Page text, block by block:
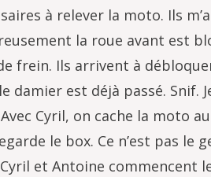
à relever la moto. Ils
la roue avant est
frein. Ils arrivent à
damier est déjà passé.
Cyril, on cache la moto
le box. Ce n’est pas le
et Antoine commencent